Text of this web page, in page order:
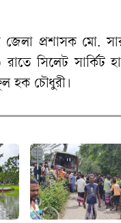
জেলা প্রশাসক মো.
সিলেট সার্কিট
হক চৌধুরী।